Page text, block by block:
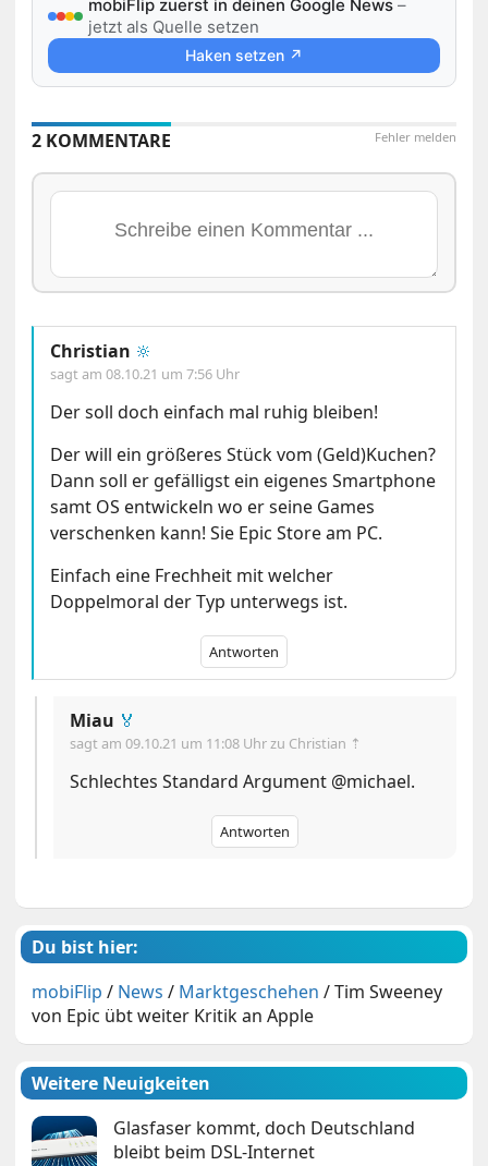
mobiFlip zuerst in deinen Google News –
jetzt als Quelle setzen
Haken setzen ↗
Fehler melden
2 KOMMENTARE
Christian 🔆
sagt am08.10.21 um 7:56 Uhr
Der soll doch einfach mal ruhig bleiben!
Der will ein größeres Stück vom (Geld)Kuchen?
Dann soll er gefälligst ein eigenes Smartphone
samt OS entwickeln wo er seine Games
verschenken kann! Sie Epic Store am PC.
Einfach eine Frechheit mit welcher
Doppelmoral der Typ unterwegs ist.
Antworten
Miau 🏅
sagt am09.10.21 um 11:08 Uhrzu Christian ⇡
Schlechtes Standard Argument @michael.
Antworten
Du bist hier:
mobiFlip / News / Marktgeschehen /Tim Sweeney
von Epic übt weiter Kritik an Apple
Weitere Neuigkeiten
Glasfaser kommt, doch Deutschland
bleibt beim DSL-Internet